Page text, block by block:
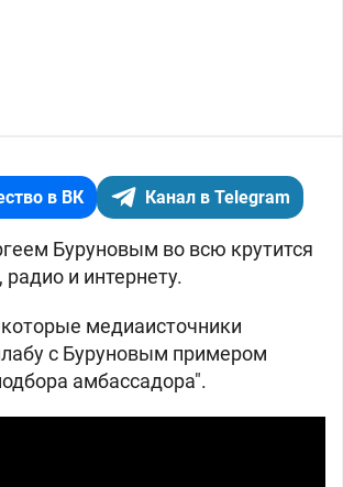
в ВК Канал в Telegram
Буруновым во всю крутится
радио и интернету.
медиаисточники
с Буруновым примером
амбассадора".